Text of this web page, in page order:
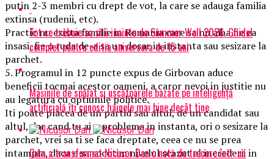
putin 2-3 membri cu drept de vot, la care se adauga familia
extinsa (rudenii, etc).
Practic nu exista familie in Romania care sa nu aiba fie ea
insasi, fie o ruda de-a sa un dosar in instanta sau sesizare la
parchet.
5. Programul in 12 puncte expus de Girbovan aduce
beneficii tocmai acestor oameni, a caror nevoi in justitie nu
au legatura cu optiunile politice.
Iti poate placea de un partid sau altul, de un candidat sau
altul, dar cand tu ai o problema in instanta, ori o sesizare la
parchet, vrei sa ti se faca dreptate, ceea ce nu se prea
intampla, daca e sa socotim nivelul scazut al increderii in
Tot ce trebuie sa stii inainte de Summer Well 2026. Ghidul
complet pentru editia aniversara de 15 ani
Mașinile de spălat și uscătoarele bazate pe inteligență
artificială îți cunosc hainele mai bine decât tine
Cum a transformat Nicușor Dan o notă de trecere într-un